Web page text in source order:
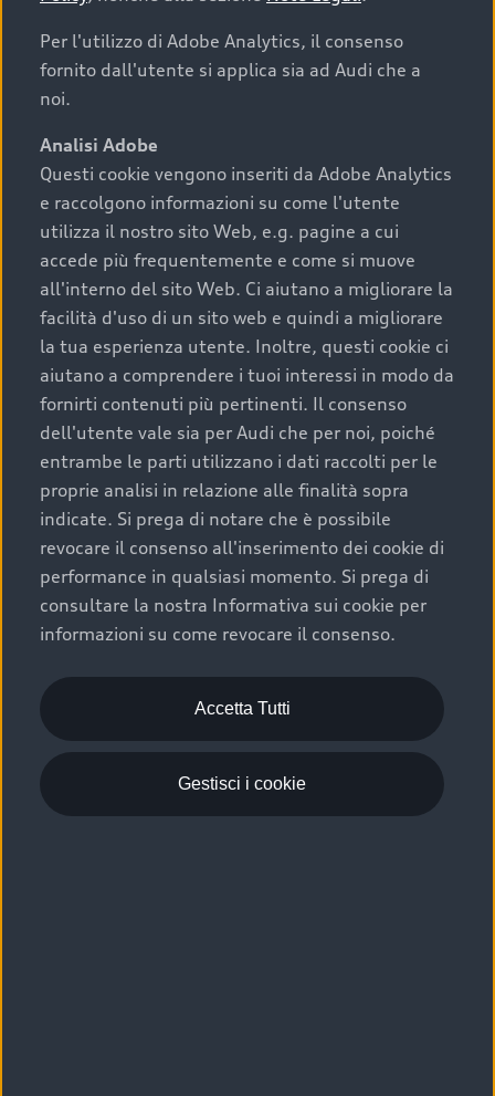
auto
I requisiti fondamentali da considerare prima di
acquistare un’auto usata, oltre al prezzo e all'aspetto,
chilometraggio: un valore contenuto corrisponde a
uno stato migliore del veicolo e a una maggiore
durata nel tempo;
cronologia dei tagliandi: una documentazione
completa della vettura certifica una manutenzione
costante e accurata;
condizioni della carrozzeria e degli interni: una
buona conservazione evidenzia cura e attenzione del
precedente proprietario;
efficienza meccanica: motore, trasmissione e
componenti principali in ottimo stato garantiscono
prestazioni affidabili e sicure.
Acquistare un’auto usata in una Concessionaria ufficiale
Audi che offre l’usato garantito tramite Audi Prima
Scelta :plus, significa affidarsi ad un prodotto che viene
sottoposto a 110 controlli approfonditi e coperto da
garanzia fino a 4 anni per una maggiore tutela del tuo
acquisto.
Per l'utilizzo di Adobe Analytics, il consenso
fornito dall'utente si applica sia ad Audi che a
noi.
Analisi Adobe
Questi cookie vengono inseriti da Adobe Analytics
e raccolgono informazioni su come l'utente
utilizza il nostro sito Web, e.g. pagine a cui
accede più frequentemente e come si muove
all'interno del sito Web. Ci aiutano a migliorare la
facilità d'uso di un sito web e quindi a migliorare
la tua esperienza utente. Inoltre, questi cookie ci
aiutano a comprendere i tuoi interessi in modo da
fornirti contenuti più pertinenti. Il consenso
dell'utente vale sia per Audi che per noi, poiché
entrambe le parti utilizzano i dati raccolti per le
proprie analisi in relazione alle finalità sopra
indicate. Si prega di notare che è possibile
revocare il consenso all'inserimento dei cookie di
performance in qualsiasi momento. Si prega di
consultare la nostra Informativa sui cookie per
informazioni su come revocare il consenso.
Accetta Tutti
Gestisci i cookie